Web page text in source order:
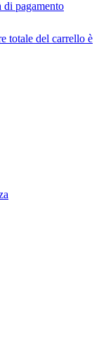
di pagamento
totale del carrello è